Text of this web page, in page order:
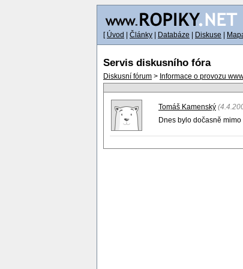
[ Úvod Články Databáze Diskuse
Servis diskusního fóra
Diskusní fórum > Informace o provozu
Tomáš Kamenský
Dnes bylo dočasně